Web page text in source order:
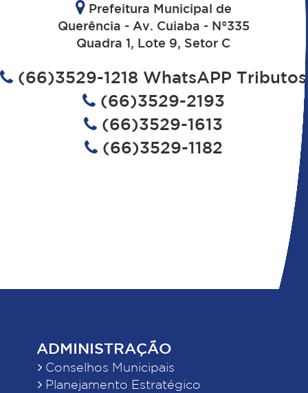
Prefeitura Municipal de
Querência - Av. Cuiaba - N°335
Quadra 1, Lote 9, Setor C
(66)3529-1218 WhatsAPP Tributos
(66)3529-2193
(66)3529-1613
(66)3529-1182
ADMINISTRAÇÃO
Conselhos Municipais
Planejamento Estratégico